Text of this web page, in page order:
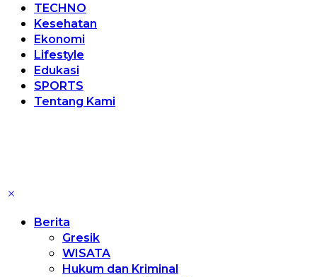
TECHNO
Kesehatan
Ekonomi
Lifestyle
Edukasi
SPORTS
Tentang Kami
Berita
Gresik
WISATA
Hukum dan Kriminal